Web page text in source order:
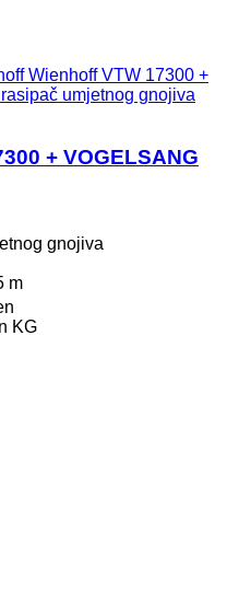
Wienhoff VTW 17300 +
umjetnog gnojiva
+ VOGELSANG
gnojiva
m
KG